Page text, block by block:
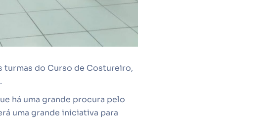
turmas do Curso de Costureiro,
há uma grande procura pelo
uma grande iniciativa para